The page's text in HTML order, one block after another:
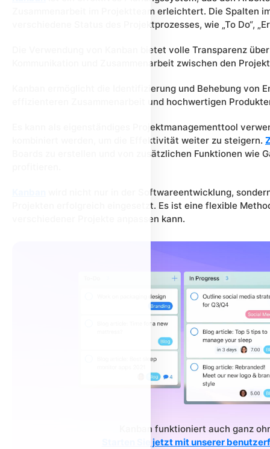
Zusammenarbeit im Projektteam erleichtert. Die Spalten
verschiedene Status des Projektprozesses, wie „To Do“,
Die Verwendung von Kanban bietet volle Transparenz
Kommunikation und Zusammenarbeit zwischen den
Kanban ermöglicht die Identifizierung und Behebung von
effizienteren Zusammenarbeit und hochwertigen
Es kann als eigenständiges Projektmanagementtool
kombiniert werden, um die Effektivität weiter zu steigern.
Boards zu erstellen und von zusätzlichen Funktionen wie
wird nicht nur in der Softwareentwicklung,
Projekten erfolgreich eingesetzt. Es ist eine flexible
verschiedener Projekte anpassen kann.
Kanban funktioniert auch ganz
Starten Sie jetzt mit unserer